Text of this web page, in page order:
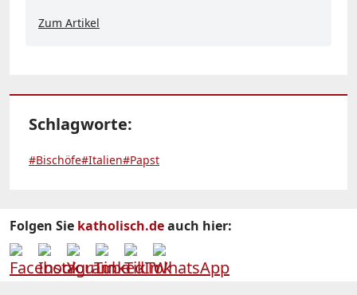
Zum Artikel
Schlagworte:
#Bischöfe#Italien#Papst
Folgen Sie katholisch.deauch hier: